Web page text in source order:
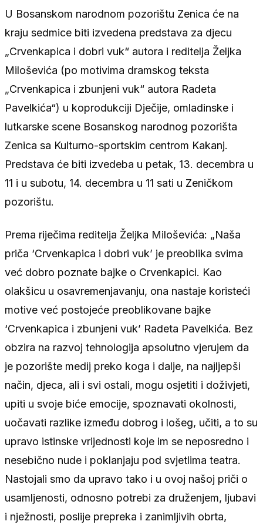
U Bosanskom narodnom pozorištu Zenica će na
kraju sedmice biti izvedena predstava za djecu
„Crvenkapica i dobri vuk“ autora i reditelja Željka
Miloševića (po motivima dramskog teksta
„Crvenkapica i zbunjeni vuk“ autora Radeta
Pavelkića“) u koprodukciji Dječije, omladinske i
lutkarske scene Bosanskog narodnog pozorišta
Zenica sa Kulturno-sportskim centrom Kakanj.
Predstava će biti izvedeba u petak, 13. decembra u
11 i u subotu, 14. decembra u 11 sati u Zeničkom
pozorištu.
Prema riječima reditelja Željka Miloševića: „Naša
priča ‘Crvenkapica i dobri vuk’ je preoblika svima
već dobro poznate bajke o Crvenkapici. Kao
olakšicu u osavremenjavanju, ona nastaje koristeći
motive već postojeće preoblikovane bajke
‘Crvenkapica i zbunjeni vuk’ Radeta Pavelkića. Bez
obzira na razvoj tehnologija apsolutno vjerujem da
je pozorište medij preko koga i dalje, na najljepši
način, djeca, ali i svi ostali, mogu osjetiti i doživjeti,
upiti u svoje biće emocije, spoznavati okolnosti,
uočavati razlike između dobrog i lošeg, učiti, a to su
upravo istinske vrijednosti koje im se neposredno i
nesebično nude i poklanjaju pod svjetlima teatra.
Nastojali smo da upravo tako i u ovoj našoj priči o
usamljenosti, odnosno potrebi za druženjem, ljubavi
i nježnosti, poslije prepreka i zanimljivih obrta,